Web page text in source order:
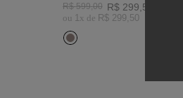
R$ 599,00 R$ 299 50
ou x de R$ 299 50